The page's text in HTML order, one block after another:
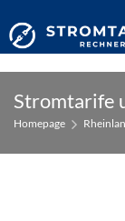
content
Stromtarife
Homepage